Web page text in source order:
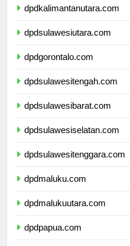
dpdkalimantanutara.com
dpdsulawesiutara.com
dpdgorontalo.com
dpdsulawesitengah.com
dpdsulawesibarat.com
dpdsulawesiselatan.com
dpdsulawesitenggara.com
dpdmaluku.com
dpdmalukuutara.com
dpdpapua.com